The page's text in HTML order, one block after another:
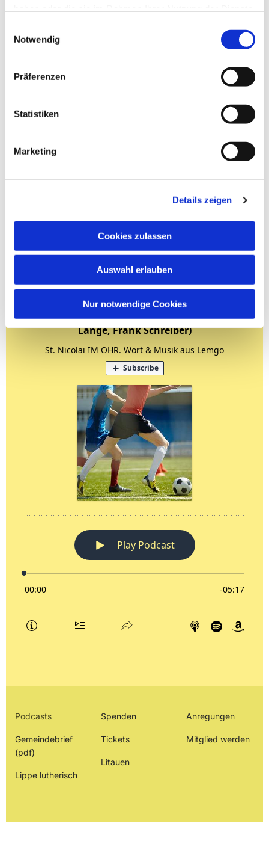
Notwendig
Präferenzen
Statistiken
Marketing
Details zeigen
Cookies zulassen
Auswahl erlauben
Nur notwendige Cookies
Podcasts
Gemeindebrief
(pdf)
Lippe lutherisch
Spenden
Tickets
Litauen
Anregungen
Mitglied werden